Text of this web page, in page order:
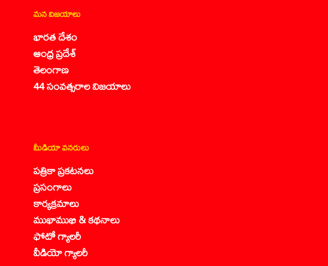
మన విజయాలు
భారత దేశం
ఆంధ్ర ప్రదేశ్
తెలంగాణ
44 సంవత్సరాల విజయాలు
మీడియా వనరులు
పత్రికా ప్రకటనలు
ప్రసంగాలు
కార్యక్రమాలు
ముఖాముఖి & కథనాలు
ఫోటో గ్యాలరీ
వీడియో గ్యాలరీ